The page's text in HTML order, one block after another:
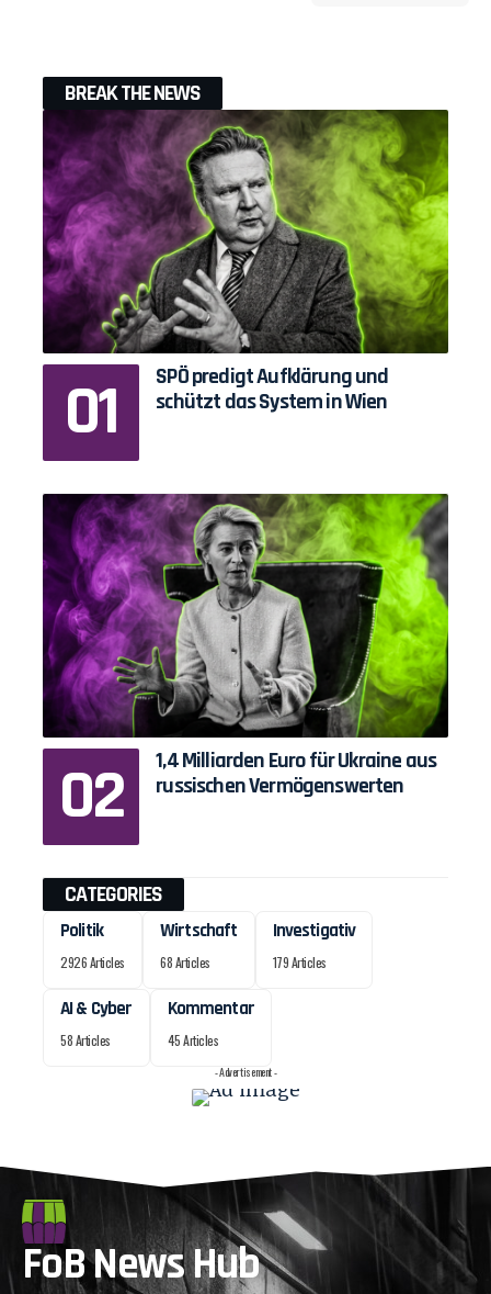
BREAK THE NEWS
SPÖ predigt Aufklärung und
schützt das System in Wien
1,4 Milliarden Euro für Ukraine aus
russischen Vermögenswerten
CATEGORIES
Politik
2926 Articles
Wirtschaft
68 Articles
Investigativ
179 Articles
AI & Cyber
58 Articles
Kommentar
45 Articles
- Advertisement -
FoB News Hub